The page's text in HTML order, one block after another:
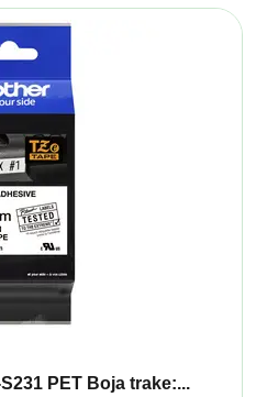
PET Boja trake:...